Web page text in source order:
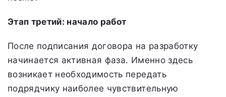
Этап третий: начало работ
После подписания договора на разработку
начинается активная фаза. Именно здесь
возникает необходимость передать
подрядчику наиболее чувствительную